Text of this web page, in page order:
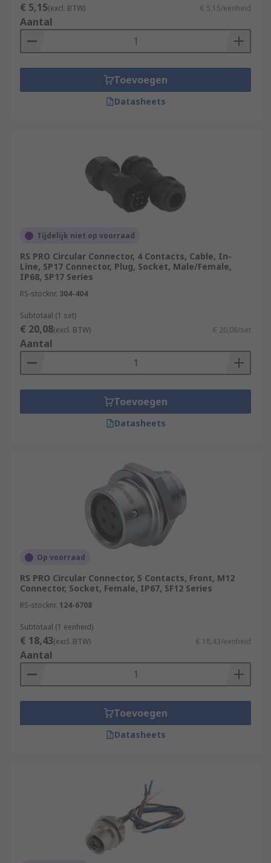
€ 5,15(excl. BTW) € 5,15/eenheid
Aantal
Toevoegen
Datasheets
Tijdelijk niet op voorraad
RS PRO Circular Connector, 4 Contacts, Cable, In-
Line, SP17 Connector, Plug, Socket, Male/Female,
IP68, SP17 Series
RS-stocknr. 304-404
Subtotaal (1 set)
€ 20,08(excl. BTW) € 20,08/set
Aantal
Toevoegen
Datasheets
Op voorraad
RS PRO Circular Connector, 5 Contacts, Front, M12
Connector, Socket, Female, IP67, SF12 Series
RS-stocknr. 124-6708
Subtotaal (1 eenheid)
€ 18,43(excl. BTW) € 18,43/eenheid
Aantal
Toevoegen
Datasheets